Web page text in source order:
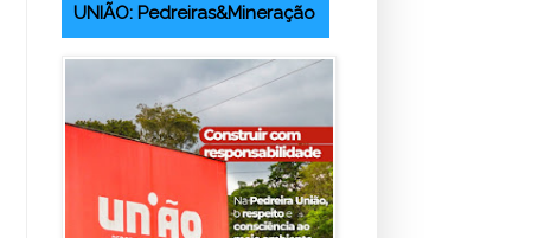
UNIÃO: Pedreiras&Mineração